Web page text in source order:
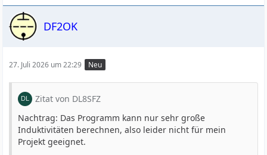
DF2OK
27. Juli 2026 um 22:29 Neu
Zitat von DL8SFZ
Nachtrag: Das Programm kann nur sehr große
Induktivitäten berechnen, also leider nicht für mein
Projekt geeignet.